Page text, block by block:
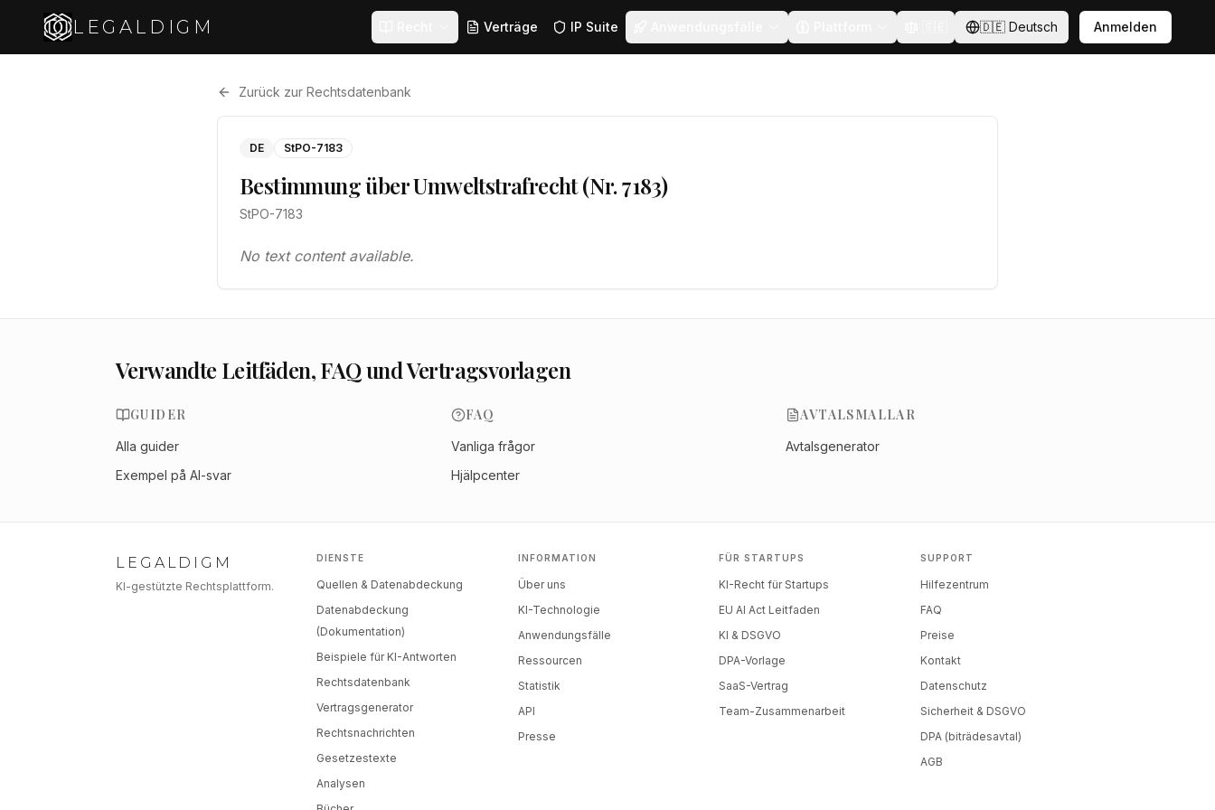
LEGALDIGM Verträge IP Suite 🇩🇪 Deutsch Anmelden
Zurück zur Rechtsdatenbank
DE StPO-7183
Bestimmung über Umweltstrafrecht (Nr. 7183)
StPO-7183
No text content available.
Verwandte Leitfäden, FAQ und Vertragsvorlagen
GUIDER
Alla guider
Exempel på AI-svar
FAQ
Vanliga frågor
Hjälpcenter
AVTALSMALLAR
Avtalsgenerator
LEGALDIGM
KI-gestützte Rechtsplattform.
DIENSTE
Quellen & Datenabdeckung
Datenabdeckung
(Dokumentation)
Beispiele für KI-Antworten
Rechtsdatenbank
Vertragsgenerator
Rechtsnachrichten
Gesetzestexte
Analysen
INFORMATION
Über uns
KI-Technologie
Anwendungsfälle
Ressourcen
Statistik
API
Presse
FÜR STARTUPS
KI-Recht für Startups
EU AI Act Leitfaden
KI & DSGVO
DPA-Vorlage
SaaS-Vertrag
Team-Zusammenarbeit
SUPPORT
Hilfezentrum
FAQ
Preise
Kontakt
Datenschutz
Sicherheit & DSGVO
DPA (biträdesavtal)
AGB